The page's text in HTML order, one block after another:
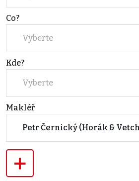
Co?
Vyberte
Kde?
Vyberte
Makléř
+